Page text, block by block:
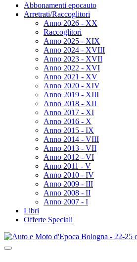
Abbonamenti epocauto
Arretrati/Raccoglitori
Anno 2026 - XX
Raccoglitori
Anno 2025 - XIX
Anno 2024 - XVIII
Anno 2023 - XVII
Anno 2022 - XVI
Anno 2021 - XV
Anno 2020 - XIV
Anno 2019 - XIII
Anno 2018 - XII
Anno 2017 - XI
Anno 2016 - X
Anno 2015 - IX
Anno 2014 - VIII
Anno 2013 - VII
Anno 2012 - VI
Anno 2011 - V
Anno 2010 - IV
Anno 2009 - III
Anno 2008 - II
Anno 2007 - I
Libri
Offerte Speciali